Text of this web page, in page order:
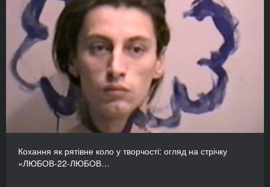
Кохання як рятівне коло у творчості: огляд на стрічку
«ЛЮБОВ-22-ЛЮБОВ…